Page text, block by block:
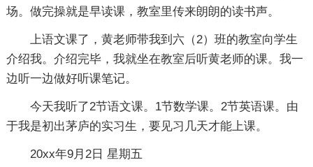
场。做完操就是早读课，教室里传来朗朗的读书声。
上语文课了，黄老师带我到六（2）班的教室向学生
介绍我。介绍完毕，我就坐在教室后听黄老师的课。我一
边听一边做好听课笔记。
今天我听了2节语文课。1节数学课。2节英语课。由
于我是初出茅庐的实习生，要见习几天才能上课。
20xx年9月2日 星期五